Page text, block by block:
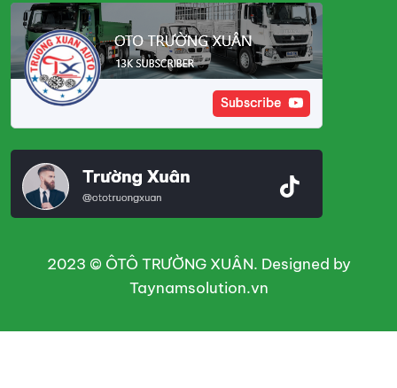
2023 © ÔTÔ TRƯỜNG XUÂN. Designed by
Taynamsolution.vn